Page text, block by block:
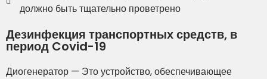
должно быть тщательно проветрено
Дезинфекция транспортных средств, в
период Covid-19
Диогенератор — Это устройство, обеспечивающее